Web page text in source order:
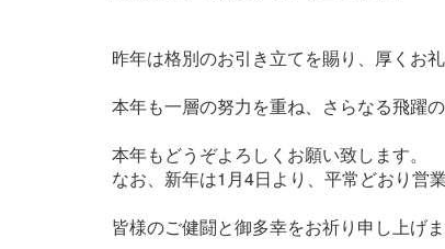
昨年は格別のお引き立てを賜り、厚くお礼
本年も一層の努力を重ね、さらなる飛躍
本年もどうぞよろしくお願い致します。
なお、新年は1月4日より、平常どおり営
皆様のご健闘と御多幸をお祈り申し上げま